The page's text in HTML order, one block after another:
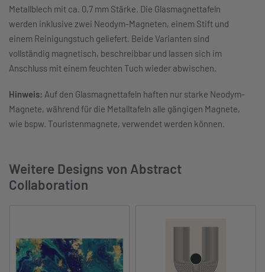
Metallblech mit ca. 0,7 mm Stärke. Die Glasmagnettafeln
werden inklusive zwei Neodym-Magneten, einem Stift und
einem Reinigungstuch geliefert. Beide Varianten sind
vollständig magnetisch, beschreibbar und lassen sich im
Anschluss mit einem feuchten Tuch wieder abwischen.
Hinweis: Auf den Glasmagnettafeln haften nur starke Neodym-
Magnete, während für die Metalltafeln alle gängigen Magnete,
wie bspw. Touristenmagnete, verwendet werden können.
Weitere Designs von Abstract
Collaboration